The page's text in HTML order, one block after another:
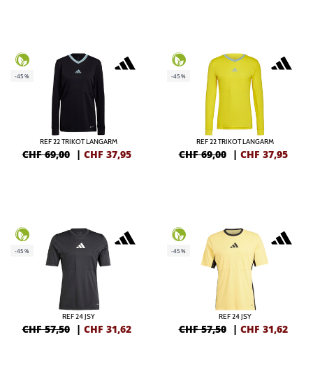
-45%
REF 22 TRIKOT LANGARM
CHF 69,00 | CHF 37,95
-45%
REF 22 TRIKOT LANGARM
CHF 69,00 | CHF 37,95
-45%
REF 24 JSY
CHF 57,50 | CHF 31,62
-45%
REF 24 JSY
CHF 57,50 | CHF 31,62